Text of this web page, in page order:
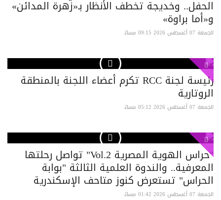
الحفل.. وخديجة تخطف الأنظار بـ«زهرة المدائن»
و«أما براوة»
الجمعة 07 أغسطس 2026 09:15 مساءً
رئيسة لجنة RCC تكرم أعضاء اللجنة بالمنطقة
الروتارية
الجمعة 07 أغسطس 2026 05:12 مساءً
"حراس الهوية المصرية Vol.2" تواصل رحلتها
المعرفية.. والندوة العلمية الثالثة "بوابة
الحراس" تستعرض كنوز متاحف الإسكندرية
الجمعة 07 أغسطس 2026 01:42 مساءً